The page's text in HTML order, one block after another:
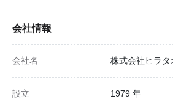
会社情報
会社名 株式会社ヒラタ
設立 1979 年